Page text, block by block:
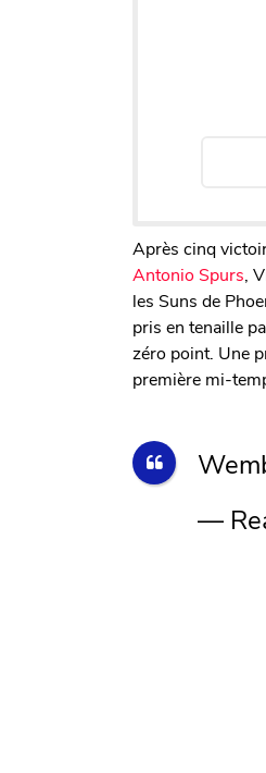
Après cinq
Antonio Spurs ,
les Suns de
pris en tenaille
zéro point. Une
première mi-
—